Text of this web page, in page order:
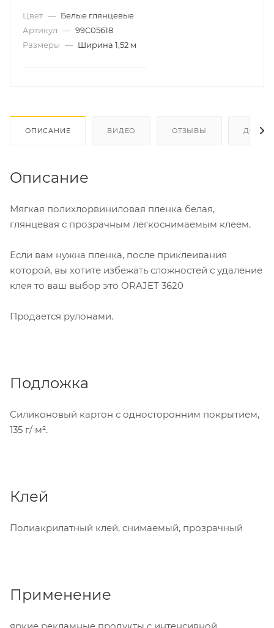
Цвет — Белые глянцевые
Артикул — 99C05618
Размеры — Ширина 1,52 м
ОПИСАНИЕ ВИДЕО ОТЗЫВЫ
Описание
Мягкая полихлорвиниловая пленка белая,
глянцевая с прозрачным легкоснимаемым клеем.
Если вам нужна пленка, после приклеивания
которой, вы хотите избежать сложностей с удаление
клея то ваш выбор это ORAJET 3620
Продается рулонами.
Подложка
Силиконовый картон с односторонним покрытием,
135 г/ м².
Клей
Полиакрилатный клей, снимаемый, прозрачный
Применение